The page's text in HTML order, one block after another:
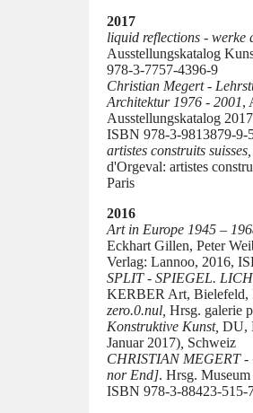
2017
liquid reflections - werke
Ausstellungskatalog
978-3-7757-4396-9
Christian Megert -
Architektur 1976 - 2001,
Ausstellungskatalog
ISBN 978-3-9813879-9-
artistes construits
d'Orgeval: artistes
Paris
2016
Art in Europe 1945 –
Eckhart Gillen, Peter
Verlag: Lannoo, 2016,
SPLIT - SPIEGEL.
KERBER Art, Bielefeld,
zero.0.nul, Hrsg. galerie
Konstruktive Kunst, DU,
Januar 2017), Schweiz
CHRISTIAN MEGERT
nor End]. Hrsg.
ISBN 978-3-88423-515-